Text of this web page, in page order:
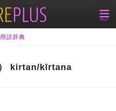
語辞典
） kirtan/kīrtana